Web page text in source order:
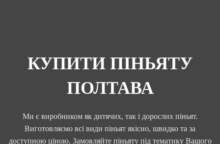
КУПИТИ ПІНЬЯТУ
ПОЛТАВА
Ми є виробником як дитячих, так і дорослих піньят.
Виготовляємо всі види піньят якісно, швидко та за
доступною ціною. Замовляйте піньяту під тематику Вашого